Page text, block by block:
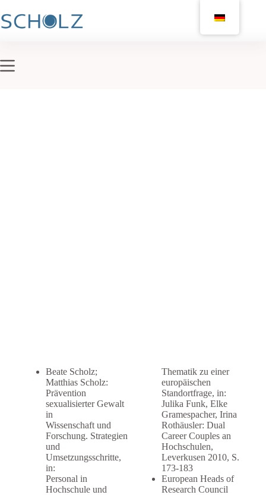
Beate Scholz;
Matthias Scholz:
Prävention
sexualisierter Gewalt
in
Wissenschaft und
Forschung. Strategien
und
Umsetzungsschritte,
in:
Personal in
Hochschule und
Thematik zu einer
europäischen
Standortfrage, in:
Julika Funk, Elke
Gramespacher, Irina
Rothäusler: Dual
Career Couples an
Hochschulen,
Leverkusen 2010, S.
173-183
European Heads of
Research Council